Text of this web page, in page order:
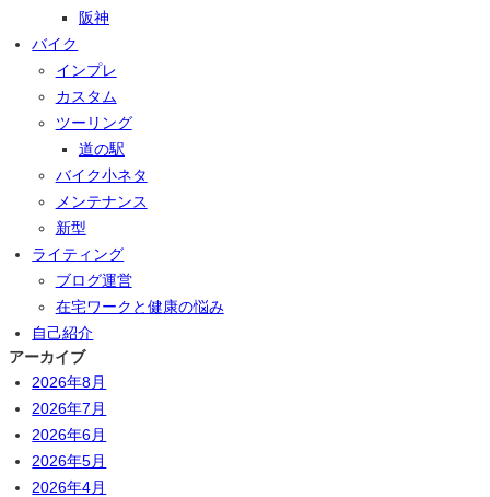
阪神
バイク
インプレ
カスタム
ツーリング
道の駅
バイク小ネタ
メンテナンス
新型
ライティング
ブログ運営
在宅ワークと健康の悩み
自己紹介
アーカイブ
2026年8月
2026年7月
2026年6月
2026年5月
2026年4月